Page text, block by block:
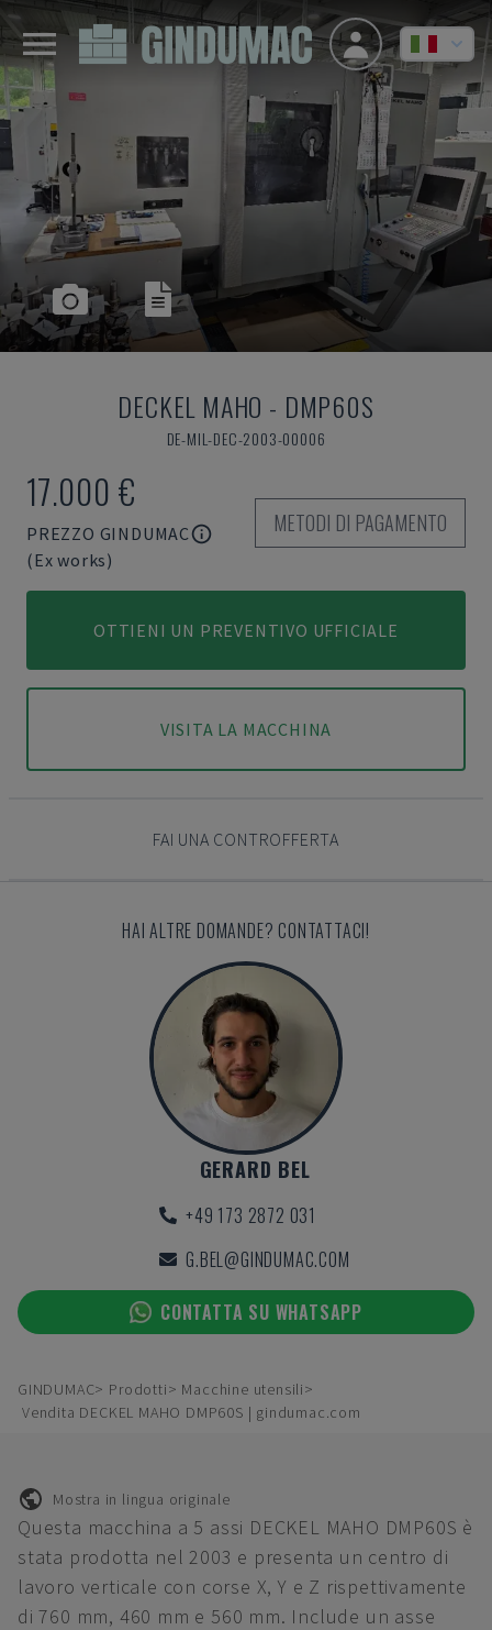
DECKEL MAHO - DMP60S
DE-MIL-DEC-2003-00006
17.000 €
PREZZO GINDUMAC
(Ex works)
METODI DI PAGAMENTO
OTTIENI UN PREVENTIVO UFFICIALE
VISITA LA MACCHINA
FAI UNA CONTROFFERTA
HAI ALTRE DOMANDE? CONTATTACI!
GERARD BEL
+49 173 2872 031
G.BEL@GINDUMAC.COM
CONTATTA SU WHATSAPP
GINDUMAC Prodotti
Macchine utensili
Vendita DECKEL MAHO DMP60S | gindumac.com
Mostra in lingua originale
Questa macchina a 5 assi DECKEL MAHO DMP60S è
stata prodotta nel 2003 e presenta un centro di
lavoro verticale con corse X, Y e Z rispettivamente
di 760 mm, 460 mm e 560 mm. Include un asse